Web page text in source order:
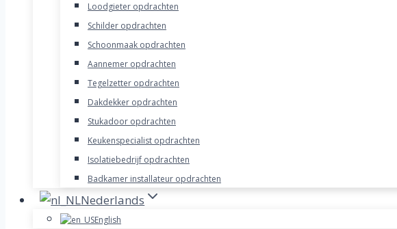
Loodgieter opdrachten
Schilder opdrachten
Schoonmaak opdrachten
Aannemer opdrachten
Tegelzetter opdrachten
Dakdekker opdrachten
Stukadoor opdrachten
Keukenspecialist opdrachten
Isolatiebedrijf opdrachten
Badkamer installateur opdrachten
Nederlands
English